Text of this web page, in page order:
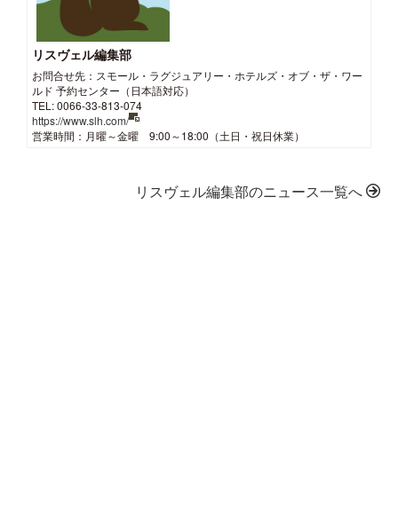
リスヴェル編集部
お問合せ先：スモール・ラグジュアリー・ホテルズ・オブ・ザ・ワー
ルド 予約センター（日本語対応）
TEL: 0066-33-813-074
https://www.slh.com/
営業時間：月曜～金曜 9:00～18:00（土日・祝日休業）
リスヴェル編集部のニュース一覧へ